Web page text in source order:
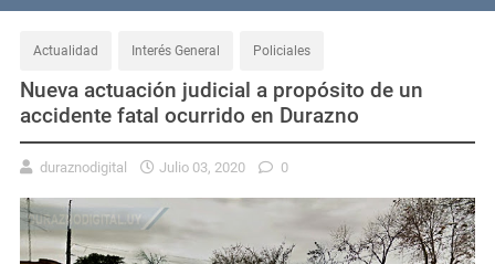
Actualidad Interés General Policiales
Nueva actuación judicial a propósito de un
accidente fatal ocurrido en Durazno
duraznodigital Julio 03, 2020 0